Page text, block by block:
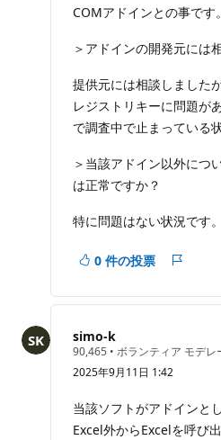
COMアドインとの事です。
＞アドインの開発元には
提供元には相談しました
レジストリキーに問題が
で調査中で止まっている
＞当該アドイン以外につ
は正常ですか？
特に問題はない状況です。
0 件の投票
ー
simo-k
90,465 評
価
の
イ
ン
ト
• ボランティア モデレ
2025年9月11日 1:42
当該ソフトがアドインと
Excel外からExcelを呼び